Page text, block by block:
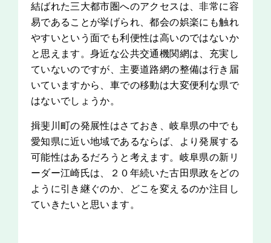
結ばれた三大都市圏へのアクセスは、非常に容
易であることが挙げられ、都会の娯楽にも触れ
やすいという面でも利便性は高いのではないか
と思えます。身近な公共交通機関網は、充実し
ていないのですが、主要道路網の整備は行き届
いていますから、車での移動は大変便利な県で
はないでしょうか。
揖斐川町の発展性はさておき、岐阜県の中でも
愛知県に近い地域であるならば、より発展する
可能性はあるだろうと考えます。岐阜県の新リ
ーダー江崎氏は、２０年続いた古田県政をどの
ように引き継ぐのか、どこを変えるのか注目し
ていきたいと思います。